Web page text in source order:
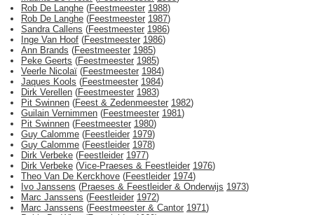
Rob De Langhe (Feestmeester 1988)
Rob De Langhe (Feestmeester 1987)
Sandra Callens (Feestmeester 1986)
Inge Van Hoof (Feestmeester 1986)
Ann Brands (Feestmeester 1985)
Peke Geerts (Feestmeester 1985)
Veerle Nicolaï (Feestmeester 1984)
Jaques Kools (Feestmeester 1984)
Dirk Verellen (Feestmeester 1983)
Pit Swinnen (Feest & Zedenmeester 1982)
Guilain Vernimmen (Feestmeester 1981)
Pit Swinnen (Feestmeester 1980)
Guy Calomme (Feestleider 1979)
Guy Calomme (Feestleider 1978)
Dirk Verbeke (Feestleider 1977)
Dirk Verbeke (Vice-Praeses & Feestleider 1976)
Theo Van De Kerckhove (Feestleider 1974)
Ivo Janssens (Praeses & Feestleider & Onderwijs 1973)
Marc Janssens (Feestleider 1972)
Marc Janssens (Feestmeester & Cantor 1971)